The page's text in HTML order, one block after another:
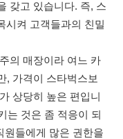
갖고 있습니다. 즉, 스
시켜 고객들과의 친밀
의 매장이라 여느 카
, 가격이 스타벅스보
상당히 높은 편입니
는 것은 좀 적응이 되
원들에게 많은 권한을